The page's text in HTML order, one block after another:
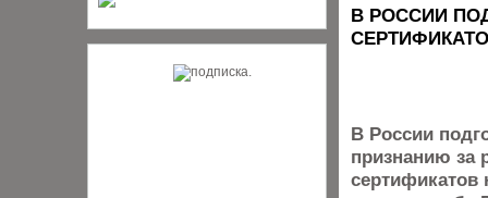
В РОССИИ
В России
признанию за